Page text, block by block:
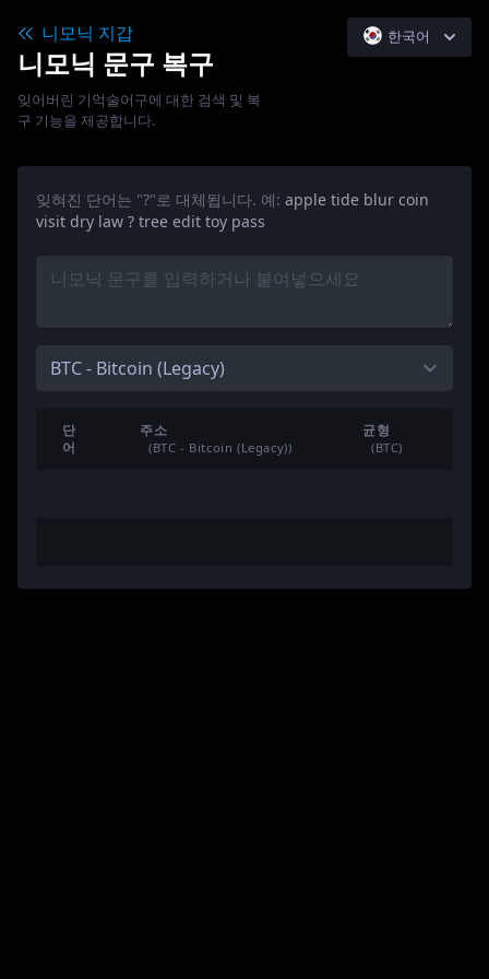
니모닉 지갑
니모닉 문구 복구
잊어버린 기억술어구에 대한 검색 및 복
구 기능을 제공합니다.
한국어
잊혀진 단어는 "?"로 대체됩니다. 예: apple tide blur coin
visit dry law ? tree edit toy pass
단
어
주소
(BTC - Bitcoin (Legacy))
균형
(BTC)